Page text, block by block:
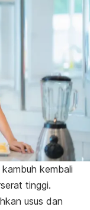
kembali
tinggi.
usus dan